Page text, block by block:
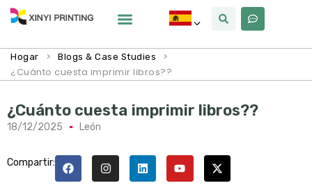
Hogar > Blogs & Case Studies
>
¿Cuánto cuesta imprimir libros??
¿Cuánto cuesta imprimir libros??
18/12/2025 León
Compartir: